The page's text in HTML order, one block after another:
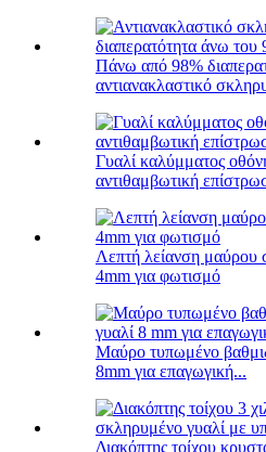
Πάνω από 98%
αντιανακλαστικό
Γυαλί καλύμματος
αντιθαμβωτική
Λεπτή λείανση μαύρου
4mm για φωτισμό
Μαύρο τυπωμένο
8mm για επαγωγική...
Διακόπτης τοίχου